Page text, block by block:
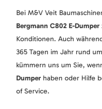
Bei M&V Veit
Bergmann C802 E-Dumper
Konditionen. Auch
365 Tagen im Jahr rund
kümmern uns um Sie,
Dumper haben oder Hilfe
of Service.